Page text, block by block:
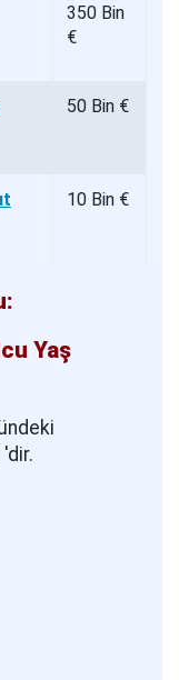
350 Bin
€
50 Bin €
10 Bin €
Yaş